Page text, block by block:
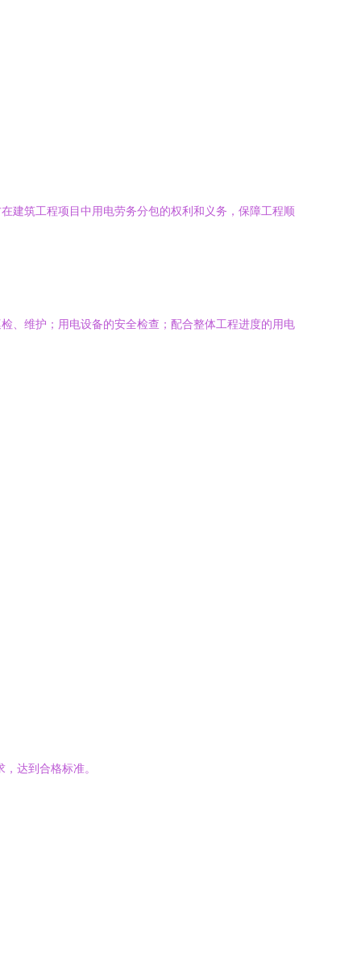
建筑工程项目中用电劳务分包的权利和义务，保障工程顺
、维护；用电设备的安全检查；配合整体工程进度的用电
达到合格标准。